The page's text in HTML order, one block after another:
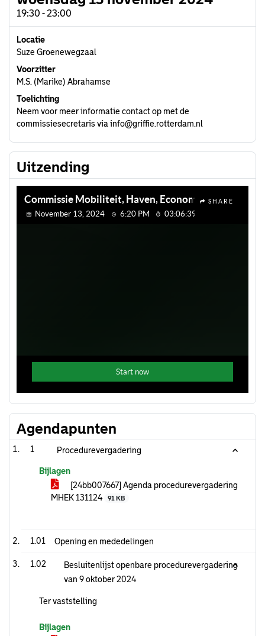
19:30 - 23:00
Locatie
Suze Groenewegzaal
Voorzitter
M.S. (Marike) Abrahamse
Toelichting
Neem voor meer informatie contact op met de
commissiesecretaris via info@griffie.rotterdam.nl
Uitzending
Agendapunten
1 Procedurevergadering
Bijlagen
[24bb007667] Agenda procedurevergadering
MHEK 131124
91 KB
1.01 Opening en mededelingen
1.02
Besluitenlijst openbare procedurevergadering
van 9 oktober 2024
Ter vaststelling
Bijlagen